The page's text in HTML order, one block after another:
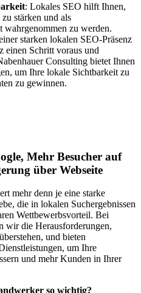
: Lokales SEO hilft Ihnen,
stärken und als
zu werden.
starken lokalen SEO-Präsenz
einen Schritt voraus und
Consulting bietet Ihnen
um Ihre lokale Sichtbarkeit zu
zu gewinnen.
Mehr Besucher auf
über Webseite
mehr denn je eine starke
die in lokalen Suchergebnissen
Wettbewerbsvorteil. Bei
wir die Herausforderungen,
und bieten
um Ihre
und mehr Kunden in Ihrer
so wichtig?